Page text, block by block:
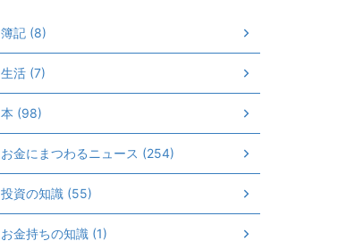
簿記 (8)
生活 (7)
本 (98)
お金にまつわるニュース (254)
投資の知識 (55)
お金持ちの知識 (1)